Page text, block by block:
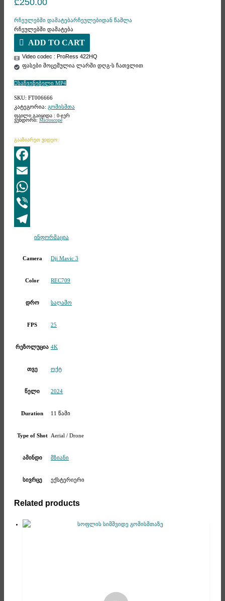
რჩეულებში დამატებარჩეულებიდან წაშლა
რჩეულებში დამატება
ADD TO CART
Video codec : ProRess 422HQ
ფასები მოცემულია ლარში დღგ-ს ჩათვლით
საჩვენებელი MP4
SKU: FT006666
კატეგორია: გომისმთა
ფაილი გაიყიდა : 0-ჯერ
ვენდორი: Microscope
გააზიარეთ ვიდეო:
Facebook
Email
WhatsApp
Viber
Telegramინფორმაცია
Camera Dji Mavic 3
Color REC709
დრო საღამო
FPS 25
რეზოლუცია 4K
თვე ოქტ
წელი 2024
Duration 11 წამი
Type of Shot Aerial / Drone
ამინდი მზიანი
სივრცე ექსტერიერი
Related products